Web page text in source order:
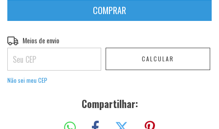
Entregas para o CEP:
Meios de envio
CALCULAR
Não sei meu CEP
Compartilhar: